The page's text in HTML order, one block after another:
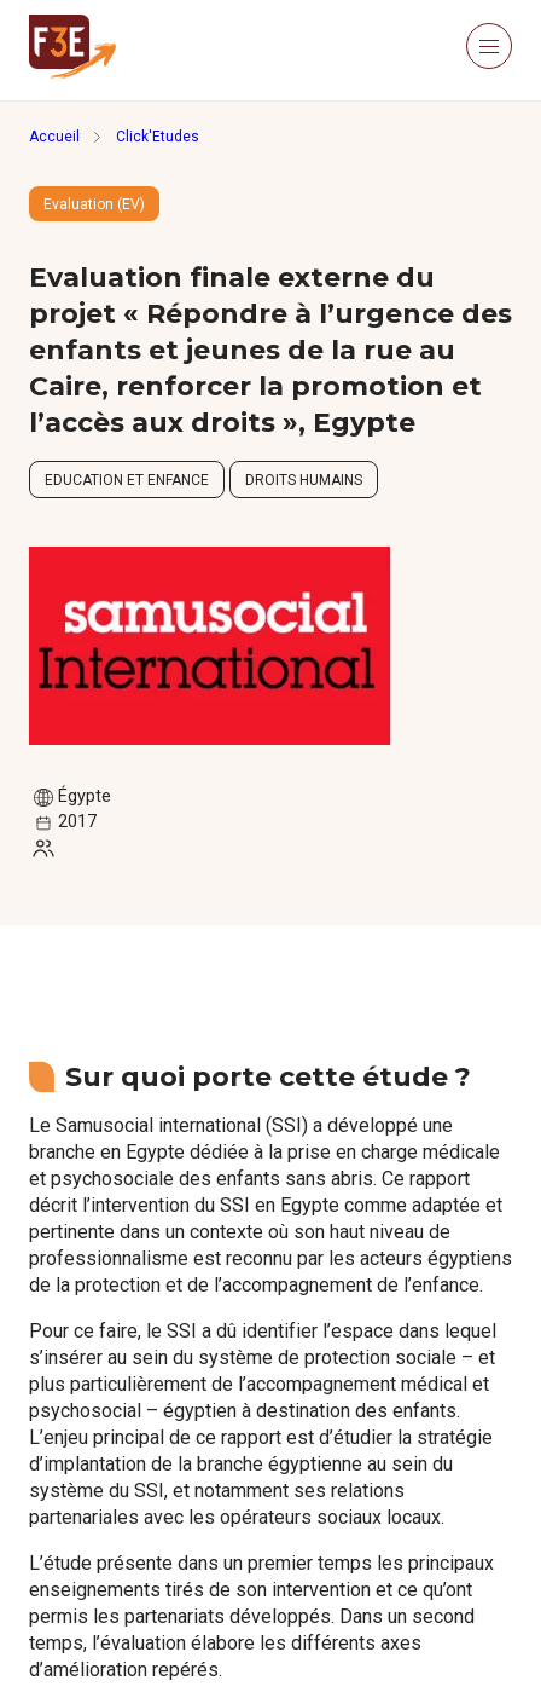
Aller au contenu principal
Menu
Recherche sur le site
Ressources Click’Études
Je m’informe
Méthodologies
Études
Communautés de pratique
Expérimentations
Évènements
Parcours membre
Accueil Click'Etudes
Evaluation (EV)
Evaluation finale externe du
projet « Répondre à l’urgence des
enfants et jeunes de la rue au
Caire, renforcer la promotion et
l’accès aux droits », Egypte
EDUCATION ET ENFANCE DROITS HUMAINS
Égypte
2017
Sur quoi porte cette étude ?
Le Samusocial international (SSI) a développé une
branche en Egypte dédiée à la prise en charge médicale
et psychosociale des enfants sans abris. Ce rapport
décrit l’intervention du SSI en Egypte comme adaptée et
pertinente dans un contexte où son haut niveau de
professionnalisme est reconnu par les acteurs égyptiens
de la protection et de l’accompagnement de l’enfance.
Pour ce faire, le SSI a dû identifier l’espace dans lequel
s’insérer au sein du système de protection sociale – et
plus particulièrement de l’accompagnement médical et
psychosocial – égyptien à destination des enfants.
L’enjeu principal de ce rapport est d’étudier la stratégie
d’implantation de la branche égyptienne au sein du
système du SSI, et notamment ses relations
partenariales avec les opérateurs sociaux locaux.
L’étude présente dans un premier temps les principaux
enseignements tirés de son intervention et ce qu’ont
permis les partenariats développés. Dans un second
temps, l’évaluation élabore les différents axes
d’amélioration repérés.
Panneau de gestion des cookies